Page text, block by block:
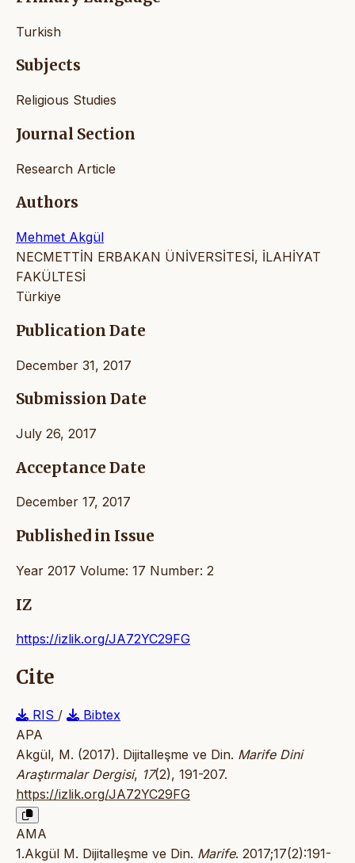
Turkish
Subjects
Religious Studies
Journal Section
Research Article
Authors
Mehmet Akgül
NECMETTİN ERBAKAN ÜNİVERSİTESİ, İLAHİYAT
FAKÜLTESİ
Türkiye
Publication Date
December 31, 2017
Submission Date
July 26, 2017
Acceptance Date
December 17, 2017
Published in Issue
Year 2017 Volume: 17 Number: 2
IZ
https://izlik.org/JA72YC29FG
Cite
RIS /
Bibtex
APA
Akgül, M. (2017). Dijitalleşme ve Din. Marife Dini
Araştırmalar Dergisi, 17(2), 191-207.
https://izlik.org/JA72YC29FG
AMA
1.Akgül M. Dijitalleşme ve Din. Marife. 2017;17(2):191-